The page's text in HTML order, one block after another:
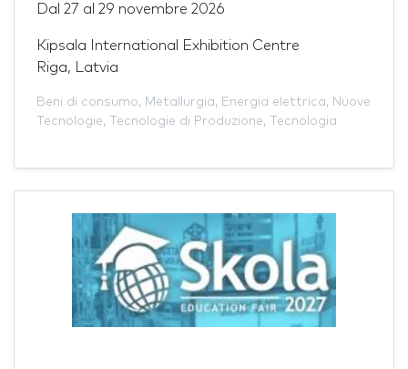
Dal 27 al 29 novembre 2026
Kipsala International Exhibition Centre
Riga, Latvia
Beni di consumo, Metallurgia, Energia elettrica, Nuove
Tecnologie, Tecnologie di Produzione, Tecnologia